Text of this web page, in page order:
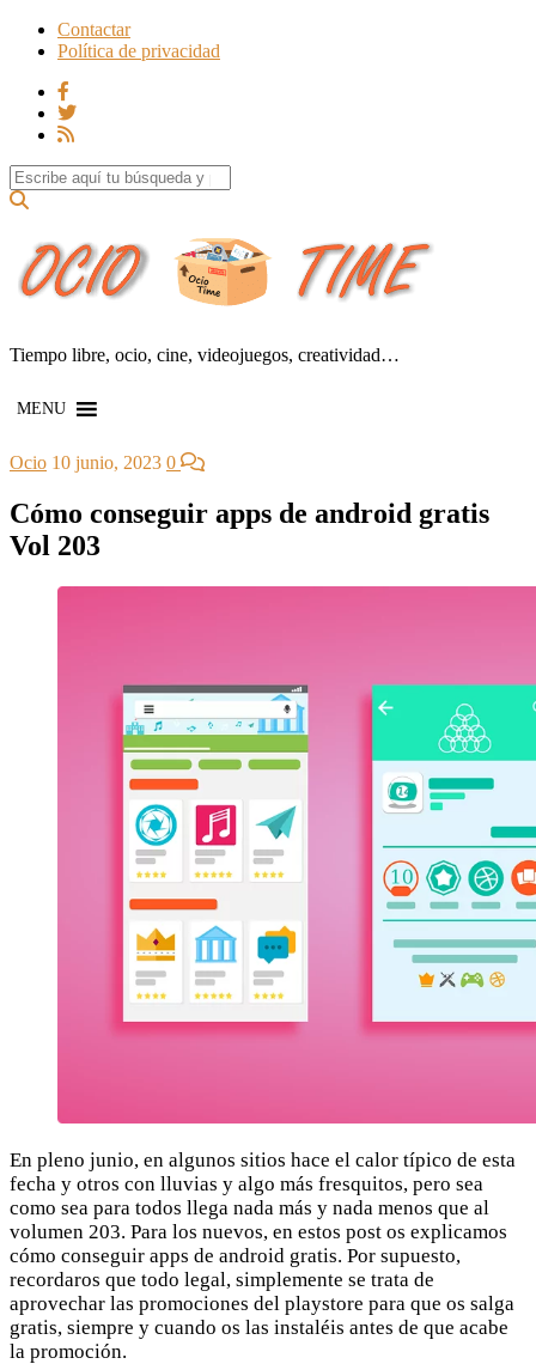
Contactar
Política de privacidad
Search for:
Tiempo libre, ocio, cine, videojuegos, creatividad…
MENU
Ocio 10 junio, 2023 0
Cómo conseguir apps de android gratis
Vol 203
En pleno junio, en algunos sitios hace el calor típico de esta
fecha y otros con lluvias y algo más fresquitos, pero sea
como sea para todos llega nada más y nada menos que al
volumen 203. Para los nuevos, en estos post os explicamos
cómo conseguir apps de android gratis. Por supuesto,
recordaros que todo legal, simplemente se trata de
aprovechar las promociones del playstore para que os salga
gratis, siempre y cuando os las instaléis antes de que acabe
la promoción.